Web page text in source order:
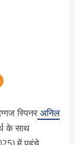
स्पिनर अनिल
के साथ